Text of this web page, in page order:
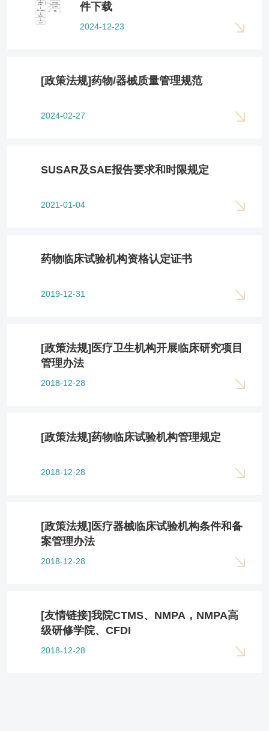
件下载
2024-12-23
[政策法规]药物/器械质量管理规范
2024-02-27
SUSAR及SAE报告要求和时限规定
2021-01-04
药物临床试验机构资格认定证书
2019-12-31
[政策法规]医疗卫生机构开展临床研究项目
管理办法
2018-12-28
[政策法规]药物临床试验机构管理规定
2018-12-28
[政策法规]医疗器械临床试验机构条件和备
案管理办法
2018-12-28
[友情链接]我院CTMS、NMPA，NMPA高
级研修学院、CFDI
2018-12-28